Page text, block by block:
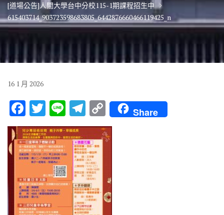
[道場公告]人間大學台中分校115-1期課程招生中
615403714_903723598683805_6442876660466119425_n
16 1 月 2026
F
ac
e
b
o
o
k
T
w
it
te
r
Li
n
e
T
el
e
gr
a
m
C
o
p
Li
n
k
Share